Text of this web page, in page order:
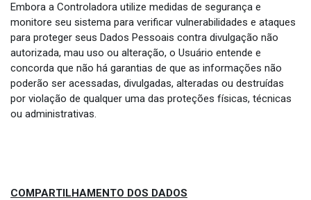
Embora a Controladora utilize medidas de segurança e
monitore seu sistema para verificar vulnerabilidades e ataques
para proteger seus Dados Pessoais contra divulgação não
autorizada, mau uso ou alteração, o Usuário entende e
concorda que não há garantias de que as informações não
poderão ser acessadas, divulgadas, alteradas ou destruídas
por violação de qualquer uma das proteções físicas, técnicas
ou administrativas.
COMPARTILHAMENTO DOS DADOS